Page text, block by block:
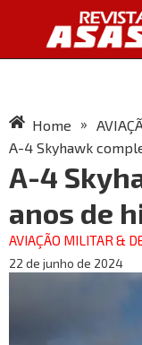
Home »
A-4 Skyhawk
A-4
anos de
AVIAÇÃO MILITAR &
22 de junho de 2024